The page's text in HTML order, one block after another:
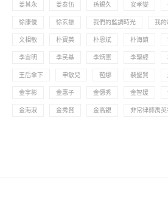
姜其永 姜泰伍 孫錫久 安孝燮
徐康俊 徐玄振 我們的藍調時光 我的
文相敏 朴寶英 朴恩斌 朴海鎮
李宙明 李民基 李炳憲 李聖經
王后傘下 申敏兒 苞娜 裴聖賢
金宇彬 金惠子 金憓秀 金智媛
金海淑 金秀賢 金高銀 非常律師禹英